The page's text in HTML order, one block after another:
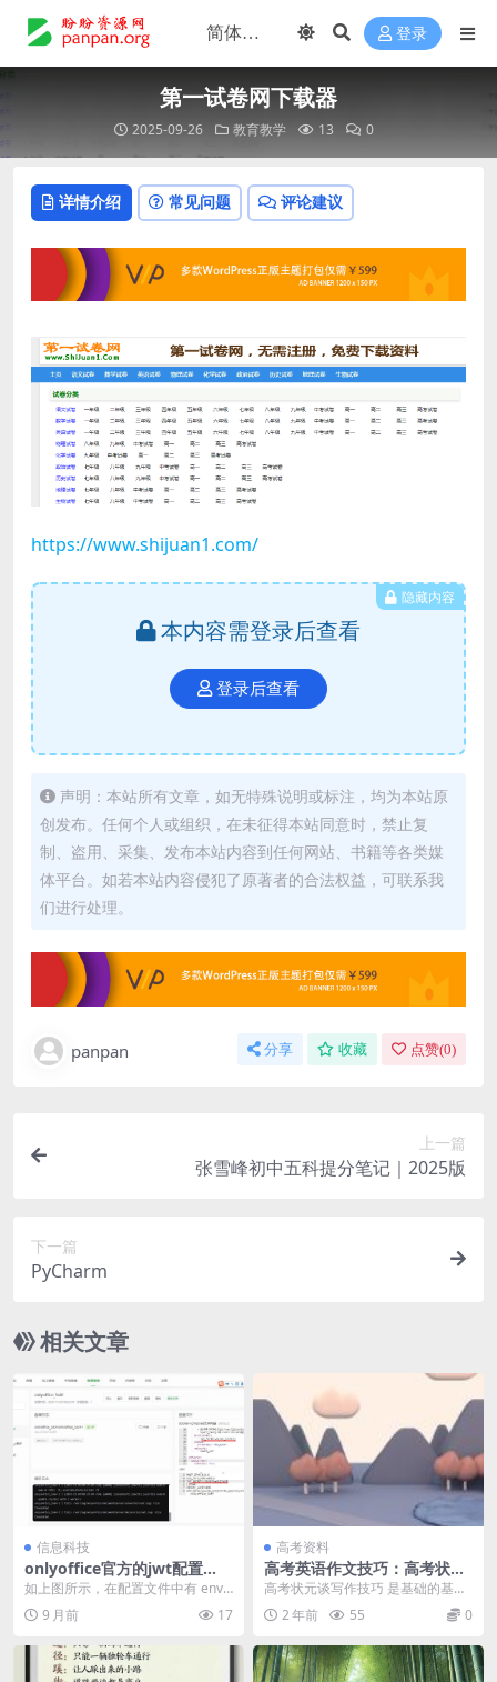
登录
第一试卷网下载器
2025-09-26 教育教学 13 0
详情介绍 常见问题 评论建议
https://www.shijuan1.com/
隐藏内容
本内容需登录后查看
登录后查看
声明：本站所有文章，如无特殊说明或标注，均为本站原
创发布。任何个人或组织，在未征得本站同意时，禁止复
制、盗用、采集、发布本站内容到任何网站、书籍等各类媒
体平台。如若本站内容侵犯了原著者的合法权益，可联系我
们进行处理。
panpan 分享 收藏 点赞(0)
上一篇
张雪峰初中五科提分笔记｜2025版
下一篇
PyCharm
相关文章
信息科技
onlyoffice官方的jwt配置
（启用jwt的方法）
如上图所示，在配置文件中有 envir
onment: - JWT_SECRET=...
9 月前 17
高考资料
高考英语作文技巧：高考状元
谈写作技巧
高考状元谈写作技巧 是基础的基
础，不可偷懒。句型和词组要做到
灵活运用，不仅翻译会...
2 年前 55 0